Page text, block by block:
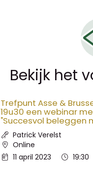
Bekijk het
Trefpunt Asse &
19u30 een webinar
"Succesvol beleggen
Spreker:
Patrick Verelst
Locatie:
Online
Datum:
11 april 2023 Tijd:
19:30